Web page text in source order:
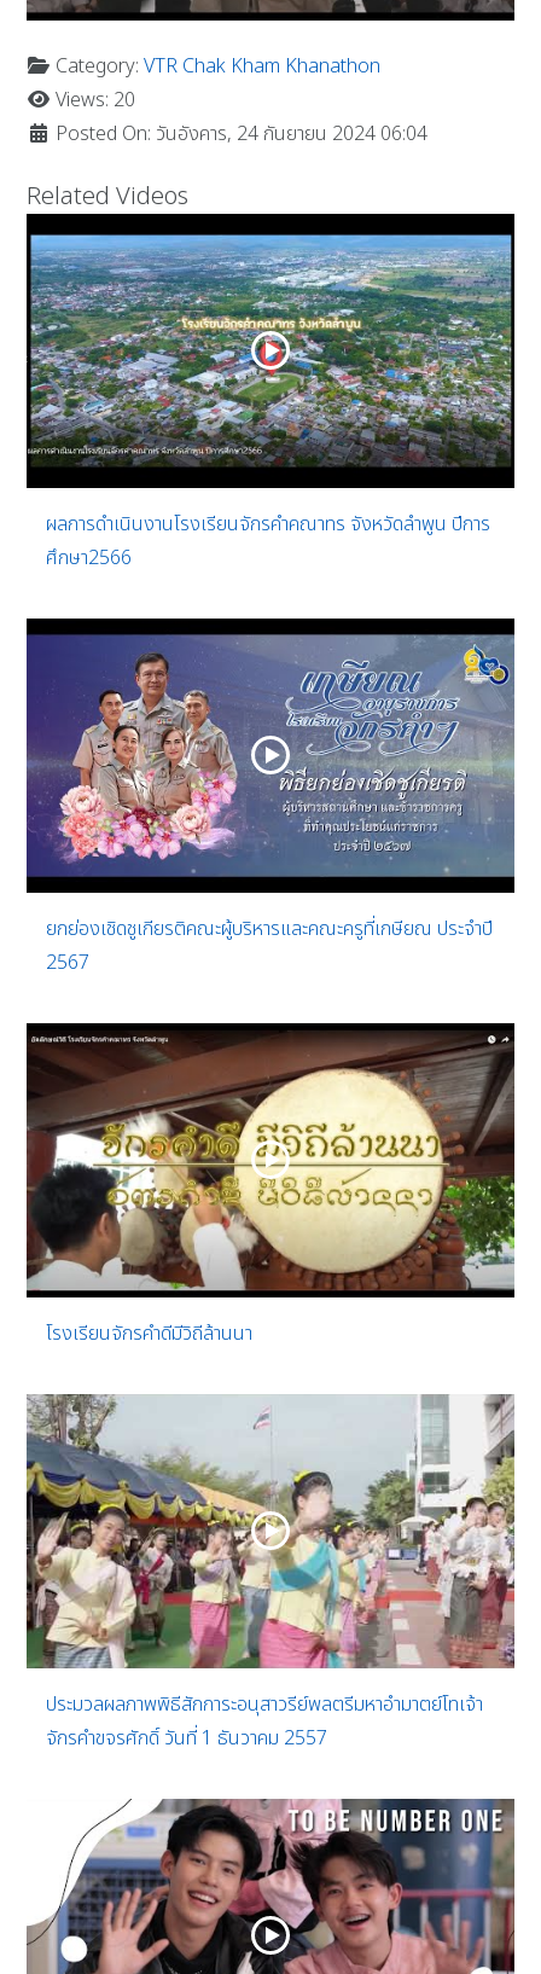
Category:VTR Chak Kham Khanathon
Views: 20
Posted On: วันอังคาร, 24 กันยายน 2024 06:04
Related Videos
ผลการดำเนินงานโรงเรียนจักรคำคณาทร จังหวัดลำพูน ปีการ
ศึกษา2566
ยกย่องเชิดชูเกียรติคณะผู้บริหารและคณะครูที่เกษียณ ประจำปี
2567
โรงเรียนจักรคำดีมีวิถีล้านนา
ประมวลผลภาพพิธีสักการะอนุสาวรีย์พลตรีมหาอำมาตย์โทเจ้า
จักรคำขจรศักดิ์ วันที่ 1 ธันวาคม 2557